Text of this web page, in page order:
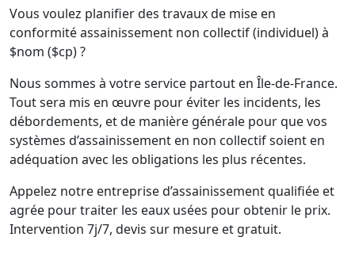
Vous voulez planifier des travaux de mise en
conformité assainissement non collectif (individuel) à
$nom ($cp) ?
Nous sommes à votre service partout en Île-de-France.
Tout sera mis en œuvre pour éviter les incidents, les
débordements, et de manière générale pour que vos
systèmes d’assainissement en non collectif soient en
adéquation avec les obligations les plus récentes.
Appelez notre entreprise d’assainissement qualifiée et
agrée pour traiter les eaux usées pour obtenir le prix.
Intervention 7j/7, devis sur mesure et gratuit.